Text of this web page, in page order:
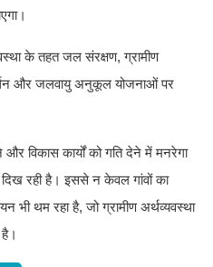
के तहत जल संरक्षण, ग्रामीण
और जलवायु अनुकूल योजनाओं पर
और विकास कार्यों को गति देने में मनरेगा
दिख रही है। इससे न केवल गांवों का
भी थम रहा है, जो ग्रामीण अर्थव्यवस्था